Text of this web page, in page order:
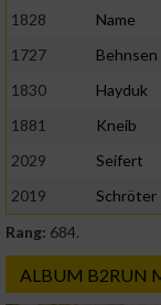
1828
Name
1727
Behnsen
1830
Hayduk
1881
Kneib
2029
Seifert
2019
Schröter
Rang: 684.
ALBUM B2RUN
Analyse von
verschiedenen
Verwendung
Verwendung